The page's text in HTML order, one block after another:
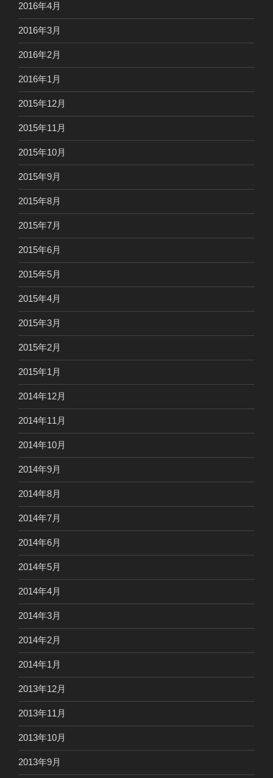
2016年4月
2016年3月
2016年2月
2016年1月
2015年12月
2015年11月
2015年10月
2015年9月
2015年8月
2015年7月
2015年6月
2015年5月
2015年4月
2015年3月
2015年2月
2015年1月
2014年12月
2014年11月
2014年10月
2014年9月
2014年8月
2014年7月
2014年6月
2014年5月
2014年4月
2014年3月
2014年2月
2014年1月
2013年12月
2013年11月
2013年10月
2013年9月